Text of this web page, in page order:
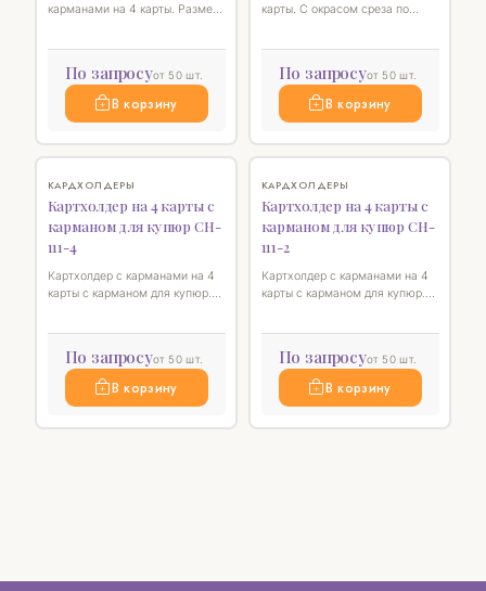
карманами на 4 карты. Размер
По запросуот 50 шт.
В корзину
карты. С окрасом среза по
По запросуот 50 шт.
В корзину
КАРДХОЛДЕРЫ
Картхолдер на 4 карты с
карманом для купюр CH-
111-4
Картхолдер с карманами на 4
карты с карманом для купюр.
По запросуот 50 шт.
В корзину
КАРДХОЛДЕРЫ
Картхолдер на 4 карты с
карманом для купюр CH-
111-2
Картхолдер с карманами на 4
карты с карманом для купюр.
По запросуот 50 шт.
В корзину